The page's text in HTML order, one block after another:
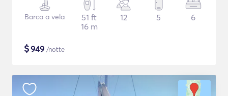
Barca a vela
51 ft
16 m
12 5 6
$949 /notte